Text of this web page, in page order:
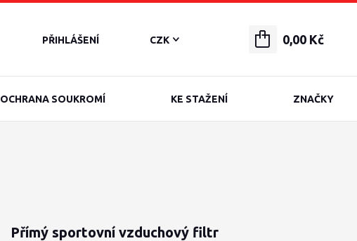
OCHRANA SOUKROMÍ KE STAŽENÍ ZNAČKY
CZK
PŘIHLÁŠENÍ 0,00 Kč
Přímý sportovní vzduchový filtr